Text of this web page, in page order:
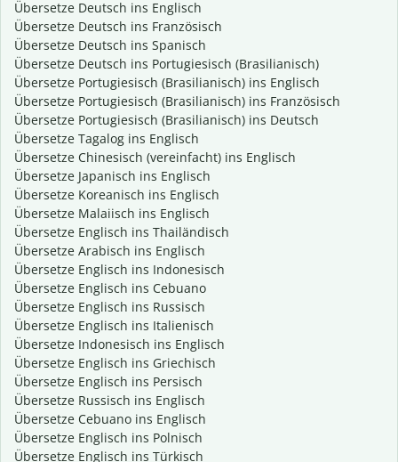
Übersetze Deutsch ins Englisch
Übersetze Deutsch ins Französisch
Übersetze Deutsch ins Spanisch
Übersetze Deutsch ins Portugiesisch (Brasilianisch)
Übersetze Portugiesisch (Brasilianisch) ins Englisch
Übersetze Portugiesisch (Brasilianisch) ins Französisch
Übersetze Portugiesisch (Brasilianisch) ins Deutsch
Übersetze Tagalog ins Englisch
Übersetze Chinesisch (vereinfacht) ins Englisch
Übersetze Japanisch ins Englisch
Übersetze Koreanisch ins Englisch
Übersetze Malaiisch ins Englisch
Übersetze Englisch ins Thailändisch
Übersetze Arabisch ins Englisch
Übersetze Englisch ins Indonesisch
Übersetze Englisch ins Cebuano
Übersetze Englisch ins Russisch
Übersetze Englisch ins Italienisch
Übersetze Indonesisch ins Englisch
Übersetze Englisch ins Griechisch
Übersetze Englisch ins Persisch
Übersetze Russisch ins Englisch
Übersetze Cebuano ins Englisch
Übersetze Englisch ins Polnisch
Übersetze Englisch ins Türkisch